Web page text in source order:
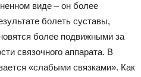
виде – он более
болеть суставы,
более подвижными за
связочного аппарата. В
«слабыми связками». Как